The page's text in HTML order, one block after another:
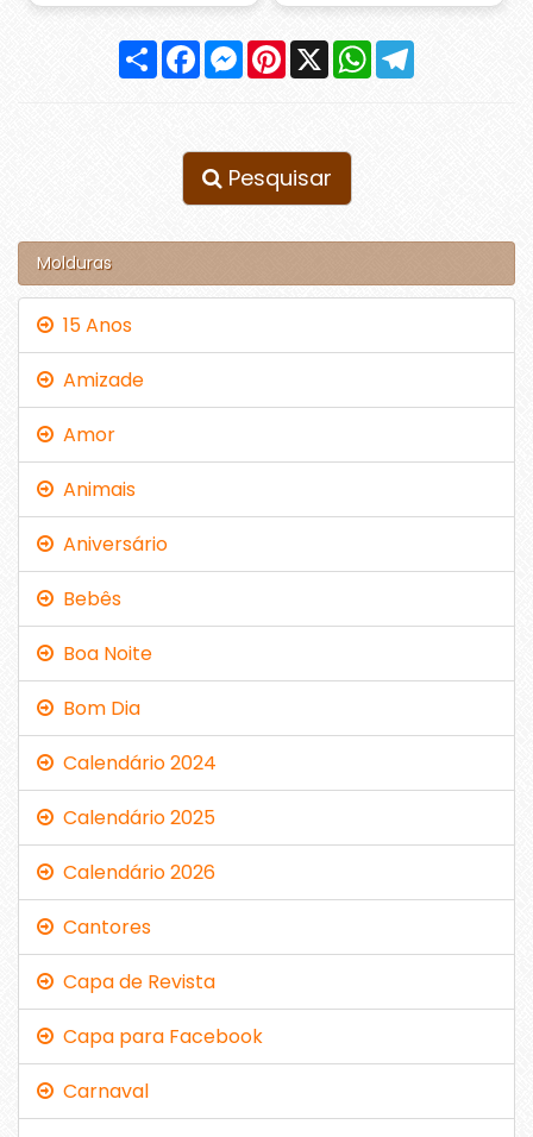
Compartilhar
FacebookMessenger
Pinterest
X WhatsApp
Pesquisar
Molduras
15 Anos
Amizade
Amor
Animais
Aniversário
Bebês
Boa Noite
Bom Dia
Calendário 2024
Calendário 2025
Calendário 2026
Cantores
Capa de Revista
Capa para Facebook
Carnaval